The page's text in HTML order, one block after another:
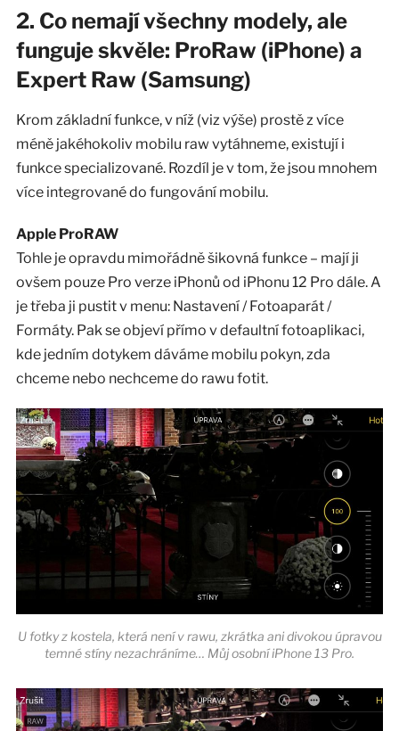
2. Co nemají všechny modely, ale
funguje skvěle: ProRaw (iPhone) a
Expert Raw (Samsung)
Krom základní funkce, v níž (viz výše) prostě z více
méně jakéhokoliv mobilu raw vytáhneme, existují i
funkce specializované. Rozdíl je v tom, že jsou mnohem
více integrované do fungování mobilu.
Apple ProRAW
Tohle je opravdu mimořádně šikovná funkce – mají ji
ovšem pouze Pro verze iPhonů od iPhonu 12 Pro dále. A
je třeba ji pustit v menu: Nastavení / Fotoaparát /
Formáty. Pak se objeví přímo v defaultní fotoaplikaci,
kde jedním dotykem dáváme mobilu pokyn, zda
chceme nebo nechceme do rawu fotit.
U fotky z kostela, která není v rawu, zkrátka ani divokou úpravou
temné stíny nezachráníme… Můj osobní iPhone 13 Pro.